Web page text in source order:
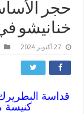
حجر
خنانيشو
27 أكتوبر 2024
قداسة
كنيسة